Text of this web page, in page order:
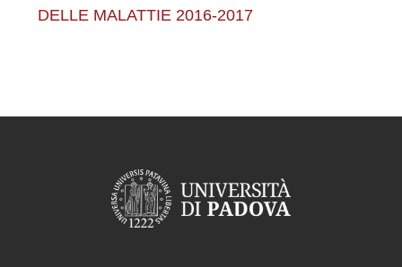
DELLE MALATTIE 2016-2017